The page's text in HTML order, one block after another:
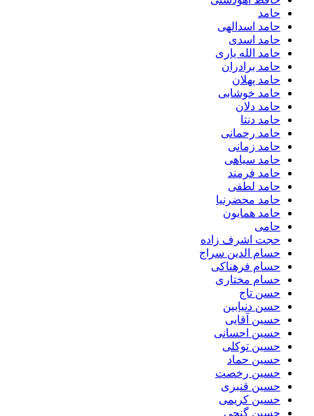
حامد
حامد اسدالهی
حامد اسدی
حامد الله یاری
حامد برادران
حامد پهلان
حامد خوشابی
حامد دلان
حامد دنتا
حامد رحمانی
حامد زمانی
حامد سیاهی
حامد فرمند
حامد لطفی
حامد محضرنیا
حامد همایون
حامی
حجت اشرف زاده
حسام الدین سراج
حسام فرهناکی
حسام مختاری
حسن تاج
حسن دنیابین
حسین آقایی
حسین احسانی
حسین توکلی
حسین حماد
حسین رخصت
حسین قنبری
حسین کریمی
حسین گنجی